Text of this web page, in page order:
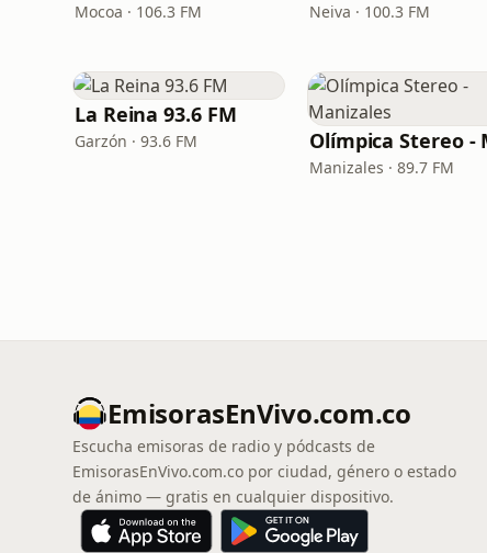
Mocoa · 106.3 FM Neiva · 100.3 FM
La Reina 93.6 FM
Garzón · 93.6 FM
Manizales · 89.7 FM
EmisorasEnVivo.com.co
Escucha emisoras de radio y pódcasts de
EmisorasEnVivo.com.co por ciudad, género o estado
de ánimo — gratis en cualquier dispositivo.